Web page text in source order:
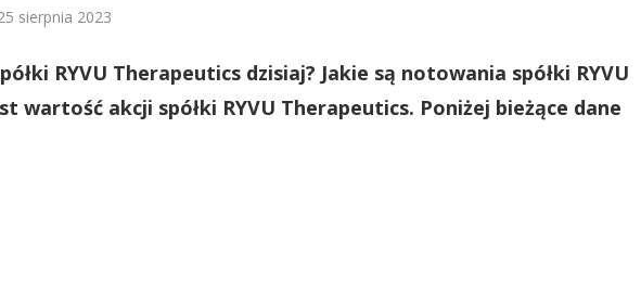
sierpnia 2023
RYVU Therapeutics dzisiaj? Jakie są notowania spółki RYVU
wartość akcji spółki RYVU Therapeutics. Poniżej bieżące dane